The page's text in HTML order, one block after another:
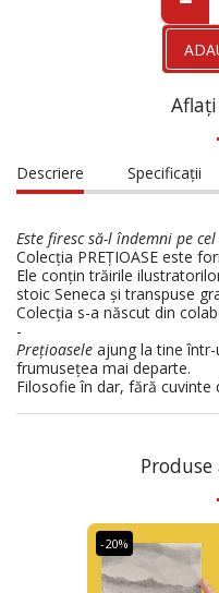
Descriere Specificații
Este firesc să-l îndemni pe
Colecția PREȚIOASE este
Ele conțin trăirile
stoic Seneca și transpuse
Colecția s-a născut din
-
Prețioasele ajung la tine
frumusețea mai departe.
Filosofie în dar, fără cuvinte
-20%